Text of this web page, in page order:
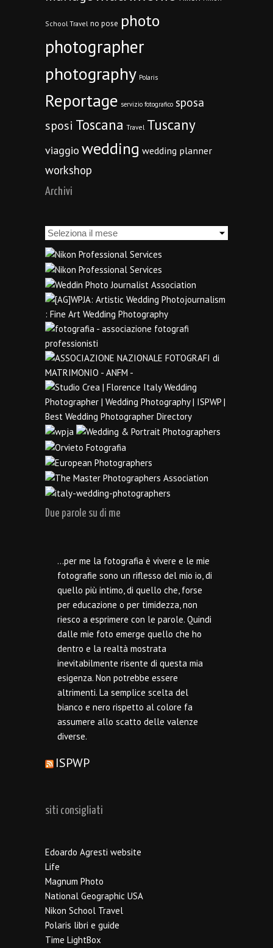
School Travel no pose photo
photographer
photography Polaris
Reportage servizio fotografico sposa
sposi Toscana Travel Tuscany
viaggio wedding wedding planner
workshop
Archivi
Archivi
Due parole su di me
…per me la fotografia è vivere e le mie
fotografie sono un riflesso del mio io, di
quello più intimo, di quello che, forse
per educazione o per timidezza, non
riesco a esprimere con le parole. Quindi
dalle mie foto emerge quello che ho
dentro e la realtà mostrata
inevitabilmente risente di questa mia
esigenza. Non potrebbe essere
altrimenti. La semplice scelta del
bianco e nero rispetto al colore fa
assumere allo scatto delle valenze
diverse.
ISPWP
siti consigliati
Edoardo Agresti website
Life
Magnum Photo
National Geographic USA
Nikon School Travel
Polaris libri e guide
Time LightBox